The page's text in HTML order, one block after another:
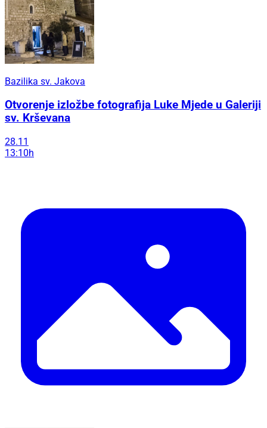
Bazilika sv. Jakova
Otvorenje izložbe fotografija Luke Mjede u Galeriji
sv. Krševana
28.11
13:10h